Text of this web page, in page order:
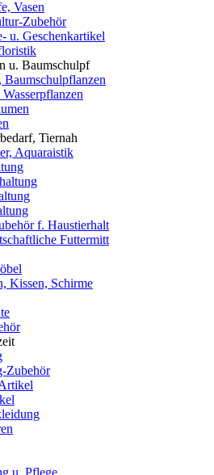
Vasen
Zubehör
u. Geschenkartikel
u. Baumschulpf
Baumschulpflanzen
Wasserpflanzen
Tiernah
Aquaraistik
f. Haustierhalt
Futtermitt
Kissen, Schirme
Zubehör
u. Pflege